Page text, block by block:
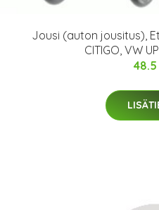
Jousi (auton jousitus),
CITIGO, VW
48.5